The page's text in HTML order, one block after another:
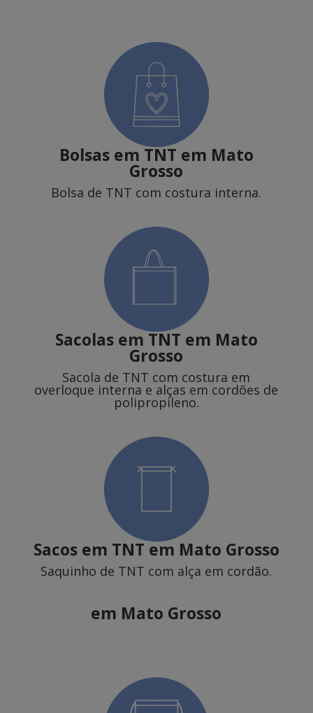
Bolsas em TNT em Mato
Grosso
Bolsa de TNT com costura interna.
Sacolas em TNT em Mato
Grosso
Sacola de TNT com costura em
overloque interna e alças em cordões de
polipropileno.
Sacos em TNT em Mato Grosso
Saquinho de TNT com alça em cordão.
em Mato Grosso